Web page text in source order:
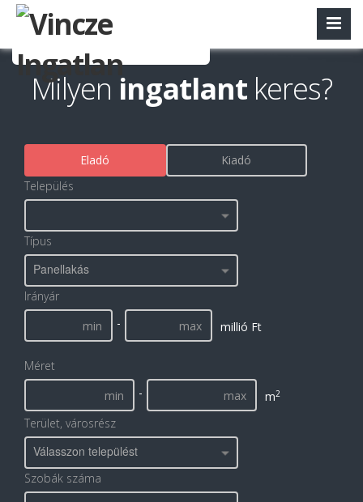
Milyen ingatlant keres?
Eladó
Kiadó
Település
Típus
Panellakás
Irányár
-
millió Ft
Méret
-
m2
Terület, városrész
Válasszon települést
Szobák száma